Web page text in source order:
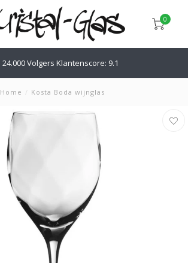
0
24.000 Volgers Klantenscore: 9.1
Home / Kosta Boda wijnglas